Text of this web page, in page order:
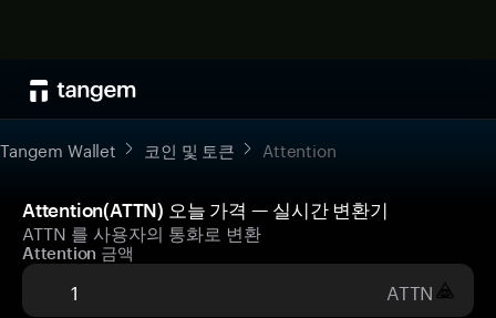
Tangem Wallet 코인 및 토큰 Attention
Attention(ATTN) 오늘 가격 — 실시간 변환기
ATTN 를 사용자의 통화로 변환
Attention 금액
ATTN